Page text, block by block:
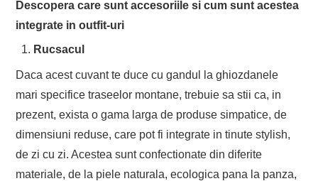
Descopera care sunt accesoriile si cum sunt acestea
integrate in outfit-uri
Rucsacul
Daca acest cuvant te duce cu gandul la ghiozdanele
mari specifice traseelor montane, trebuie sa stii ca, in
prezent, exista o gama larga de produse simpatice, de
dimensiuni reduse, care pot fi integrate in tinute stylish,
de zi cu zi. Acestea sunt confectionate din diferite
materiale, de la piele naturala, ecologica pana la panza,